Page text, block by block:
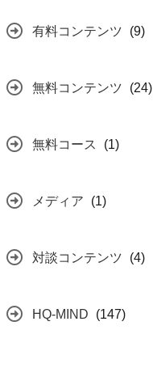
有料コンテンツ (9)
無料コンテンツ (24)
無料コース (1)
メディア (1)
対談コンテンツ (4)
HQ-MIND (147)